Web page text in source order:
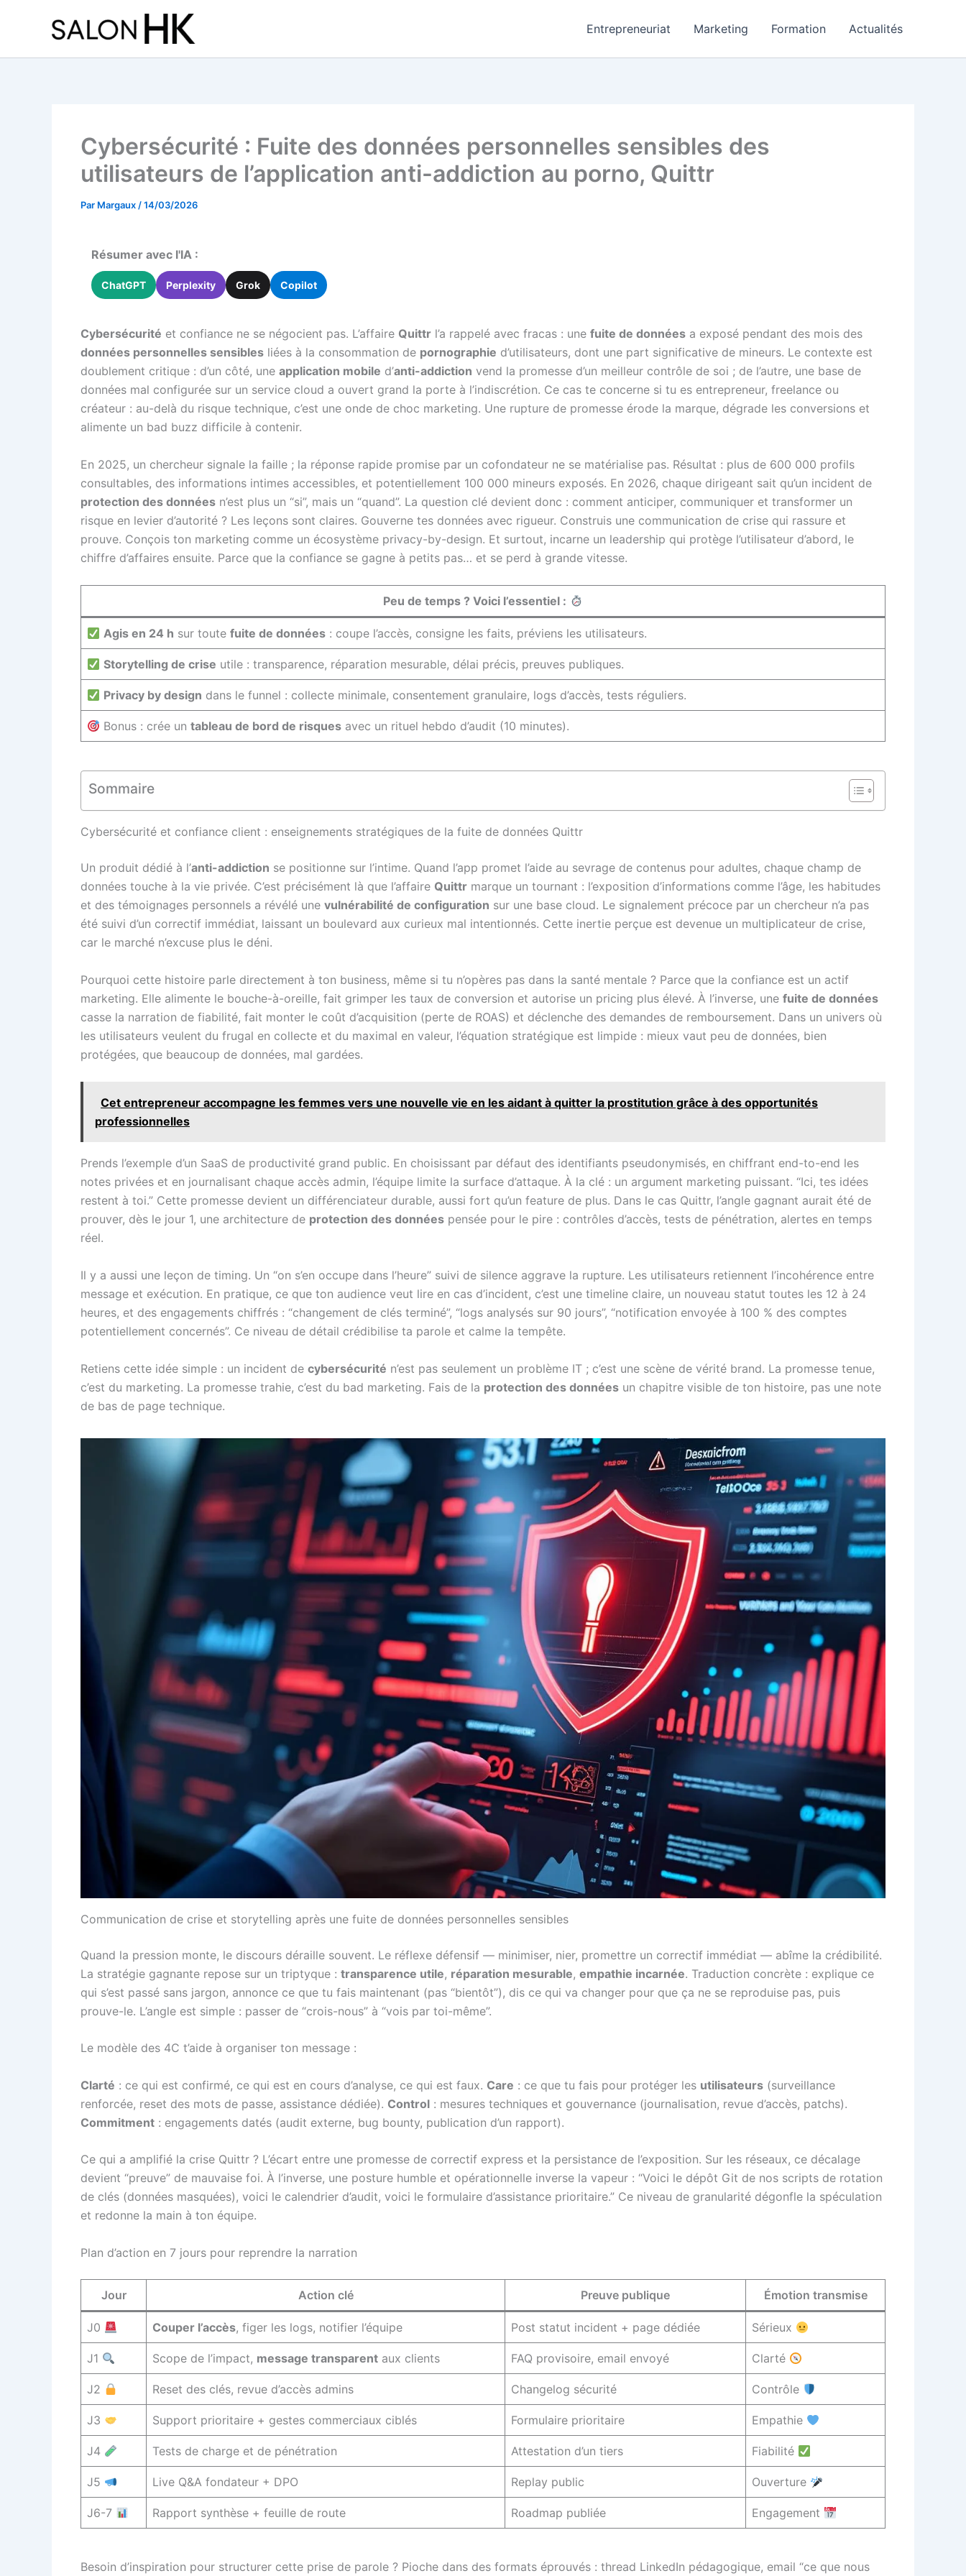
Entrepreneuriat Marketing Formation Actualités
Cybersécurité : Fuite des données personnelles sensibles des
utilisateurs de l’application anti-addiction au porno, Quittr
Par Margaux /14/03/2026
Résumer avec l'IA :
ChatGPT Perplexity Grok Copilot
Cybersécurité et confiance ne se négocient pas. L’affaire Quittr l’a rappelé avec fracas : une fuite de données a exposé pendant des mois des
données personnelles sensibles liées à la consommation de pornographie d’utilisateurs, dont une part significative de mineurs. Le contexte est
doublement critique : d’un côté, une application mobile d’anti-addiction vend la promesse d’un meilleur contrôle de soi ; de l’autre, une base de
données mal configurée sur un service cloud a ouvert grand la porte à l’indiscrétion. Ce cas te concerne si tu es entrepreneur, freelance ou
créateur : au-delà du risque technique, c’est une onde de choc marketing. Une rupture de promesse érode la marque, dégrade les conversions et
alimente un bad buzz difficile à contenir.
En 2025, un chercheur signale la faille ; la réponse rapide promise par un cofondateur ne se matérialise pas. Résultat : plus de 600 000 profils
consultables, des informations intimes accessibles, et potentiellement 100 000 mineurs exposés. En 2026, chaque dirigeant sait qu’un incident de
protection des données n’est plus un “si”, mais un “quand”. La question clé devient donc : comment anticiper, communiquer et transformer un
risque en levier d’autorité ? Les leçons sont claires. Gouverne tes données avec rigueur. Construis une communication de crise qui rassure et
prouve. Conçois ton marketing comme un écosystème privacy-by-design. Et surtout, incarne un leadership qui protège l’utilisateur d’abord, le
chiffre d’affaires ensuite. Parce que la confiance se gagne à petits pas… et se perd à grande vitesse.
Peu de temps ? Voici l’essentiel :
Agis en 24 h sur toutefuite de données : coupe l’accès, consigne les faits, préviens les utilisateurs.
Storytelling de crise utile : transparence, réparation mesurable, délai précis, preuves publiques.
Privacy by design dans le funnel : collecte minimale, consentement granulaire, logs d’accès, tests réguliers.
Bonus : crée untableau de bord de risques avec un rituel hebdo d’audit (10 minutes).
Sommaire
Cybersécurité et confiance client : enseignements stratégiques de la fuite de données Quittr
Un produit dédié à l’anti-addiction se positionne sur l’intime. Quand l’app promet l’aide au sevrage de contenus pour adultes, chaque champ de
données touche à la vie privée. C’est précisément là que l’affaire Quittr marque un tournant : l’exposition d’informations comme l’âge, les habitudes
et des témoignages personnels a révélé une vulnérabilité de configuration sur une base cloud. Le signalement précoce par un chercheur n’a pas
été suivi d’un correctif immédiat, laissant un boulevard aux curieux mal intentionnés. Cette inertie perçue est devenue un multiplicateur de crise,
car le marché n’excuse plus le déni.
Pourquoi cette histoire parle directement à ton business, même si tu n’opères pas dans la santé mentale ? Parce que la confiance est un actif
marketing. Elle alimente le bouche-à-oreille, fait grimper les taux de conversion et autorise un pricing plus élevé. À l’inverse, une fuite de données
casse la narration de fiabilité, fait monter le coût d’acquisition (perte de ROAS) et déclenche des demandes de remboursement. Dans un univers où
les utilisateurs veulent du frugal en collecte et du maximal en valeur, l’équation stratégique est limpide : mieux vaut peu de données, bien
protégées, que beaucoup de données, mal gardées.
Cet entrepreneur accompagne les femmes vers une nouvelle vie en les aidant à quitter la prostitution grâce à des opportunités
professionnelles
Prends l’exemple d’un SaaS de productivité grand public. En choisissant par défaut des identifiants pseudonymisés, en chiffrant end-to-end les
notes privées et en journalisant chaque accès admin, l’équipe limite la surface d’attaque. À la clé : un argument marketing puissant. “Ici, tes idées
restent à toi.” Cette promesse devient un différenciateur durable, aussi fort qu’un feature de plus. Dans le cas Quittr, l’angle gagnant aurait été de
prouver, dès le jour 1, une architecture de protection des données pensée pour le pire : contrôles d’accès, tests de pénétration, alertes en temps
réel.
Il y a aussi une leçon de timing. Un “on s’en occupe dans l’heure” suivi de silence aggrave la rupture. Les utilisateurs retiennent l’incohérence entre
message et exécution. En pratique, ce que ton audience veut lire en cas d’incident, c’est une timeline claire, un nouveau statut toutes les 12 à 24
heures, et des engagements chiffrés : “changement de clés terminé”, “logs analysés sur 90 jours”, “notification envoyée à 100 % des comptes
potentiellement concernés”. Ce niveau de détail crédibilise ta parole et calme la tempête.
Retiens cette idée simple : un incident de cybersécurité n’est pas seulement un problème IT ; c’est une scène de vérité brand. La promesse tenue,
c’est du marketing. La promesse trahie, c’est du bad marketing. Fais de la protection des données un chapitre visible de ton histoire, pas une note
de bas de page technique.
Communication de crise et storytelling après une fuite de données personnelles sensibles
Quand la pression monte, le discours déraille souvent. Le réflexe défensif — minimiser, nier, promettre un correctif immédiat — abîme la crédibilité.
La stratégie gagnante repose sur un triptyque : transparence utile, réparation mesurable, empathie incarnée. Traduction concrète : explique ce
qui s’est passé sans jargon, annonce ce que tu fais maintenant (pas “bientôt”), dis ce qui va changer pour que ça ne se reproduise pas, puis
prouve-le. L’angle est simple : passer de “crois-nous” à “vois par toi-même”.
Le modèle des 4C t’aide à organiser ton message :
Clarté : ce qui est confirmé, ce qui est en cours d’analyse, ce qui est faux. Care : ce que tu fais pour protéger les utilisateurs (surveillance
renforcée, reset des mots de passe, assistance dédiée). Control : mesures techniques et gouvernance (journalisation, revue d’accès, patchs).
Commitment : engagements datés (audit externe, bug bounty, publication d’un rapport).
Ce qui a amplifié la crise Quittr ? L’écart entre une promesse de correctif express et la persistance de l’exposition. Sur les réseaux, ce décalage
devient “preuve” de mauvaise foi. À l’inverse, une posture humble et opérationnelle inverse la vapeur : “Voici le dépôt Git de nos scripts de rotation
de clés (données masquées), voici le calendrier d’audit, voici le formulaire d’assistance prioritaire.” Ce niveau de granularité dégonfle la spéculation
et redonne la main à ton équipe.
Plan d’action en 7 jours pour reprendre la narration
Jour Action clé Preuve publique Émotion transmise
J0 Couper l’accès, figer les logs, notifier l’équipe Post statut incident + page dédiée Sérieux
J1 Scope de l’impact, message transparent aux clients FAQ provisoire, email envoyé Clarté
J2 Reset des clés, revue d’accès admins Changelog sécurité Contrôle
J3 Support prioritaire + gestes commerciaux ciblés Formulaire prioritaire Empathie
J4 Tests de charge et de pénétration Attestation d’un tiers Fiabilité
J5 Live Q&A fondateur + DPO Replay public Ouverture
J6-7 Rapport synthèse + feuille de route Roadmap publiée Engagement
Besoin d’inspiration pour structurer cette prise de parole ? Pioche dans des formats éprouvés : thread LinkedIn pédagogique, email “ce que nous